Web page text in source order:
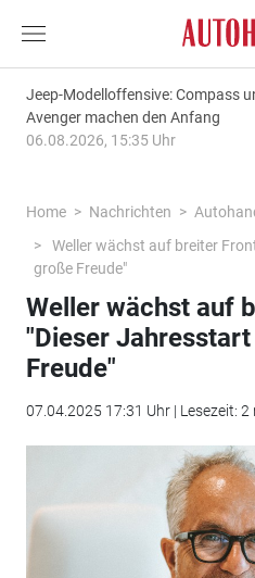
Jeep-Modelloffensive: Compass
Avenger machen den Anfang
06.08.2026, 15:35 Uhr
Home Nachrichten
Weller wächst auf breiter
große Freude"
Weller wächst auf
"Dieser
Freude"
07.04.2025 17:31 Uhr | Lesezeit: 2